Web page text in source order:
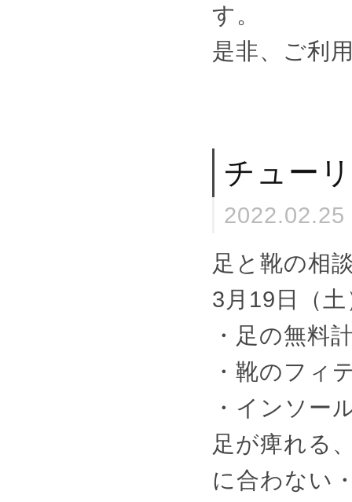
す。
是非、ご利
チュー
足と靴の相
3月19日（
・足の無料
・靴のフィ
・インソー
足が痺れる
に合わない